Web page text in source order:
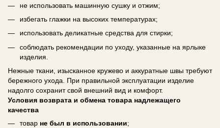
не использовать машинную сушку и отжим;
избегать глажки на высоких температурах;
использовать деликатные средства для стирки;
соблюдать рекомендации по уходу, указанные на ярлыке
изделия.
Нежные ткани, изысканное кружево и аккуратные швы требуют
бережного ухода. При правильной эксплуатации изделие
надолго сохранит свой внешний вид и комфорт.
Условия возврата и обмена товара надлежащего
качества
товар не был в использовании;